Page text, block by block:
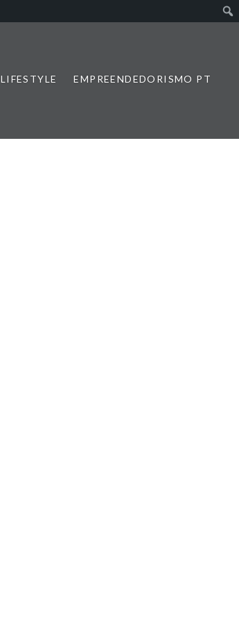
LIFESTYLE EMPREENDEDORISMO PT